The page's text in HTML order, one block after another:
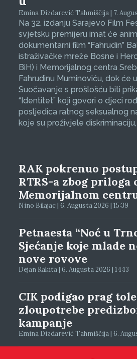
Emina Dizdarević Tahmiščija | 7.
Na 32. izdanju Sarajevo Film
svjetsku premijeru imat će
dokumentarni film “Fahrudin”
istraživačke mreže Bosne i
BiH) i Memorijalnog centra
Fahrudinu Muminoviću, dok će
Suočavanje s prošlošću biti
“Identitet” koji govori o djeci
posljedica ratnog seksualnog
koje su proživjele
RAK pokrenuo
RTRS-a zbog priloga
Memorijalnom
Nino Bilajac | 6. Augusta 2026 | 15:39
Petnaesta “Noć u
Sjećanje koje mlade
nove rovove
Dejan Rakita | 6. Augusta 2026 | 14:13
CIK podigao prag
zloupotrebe
kampanje
Emina Dizdarević Tahmiščija | 6.